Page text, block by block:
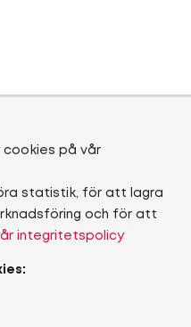
cookies på vår
statistik, för att lagra
och för att
integritetspolicy